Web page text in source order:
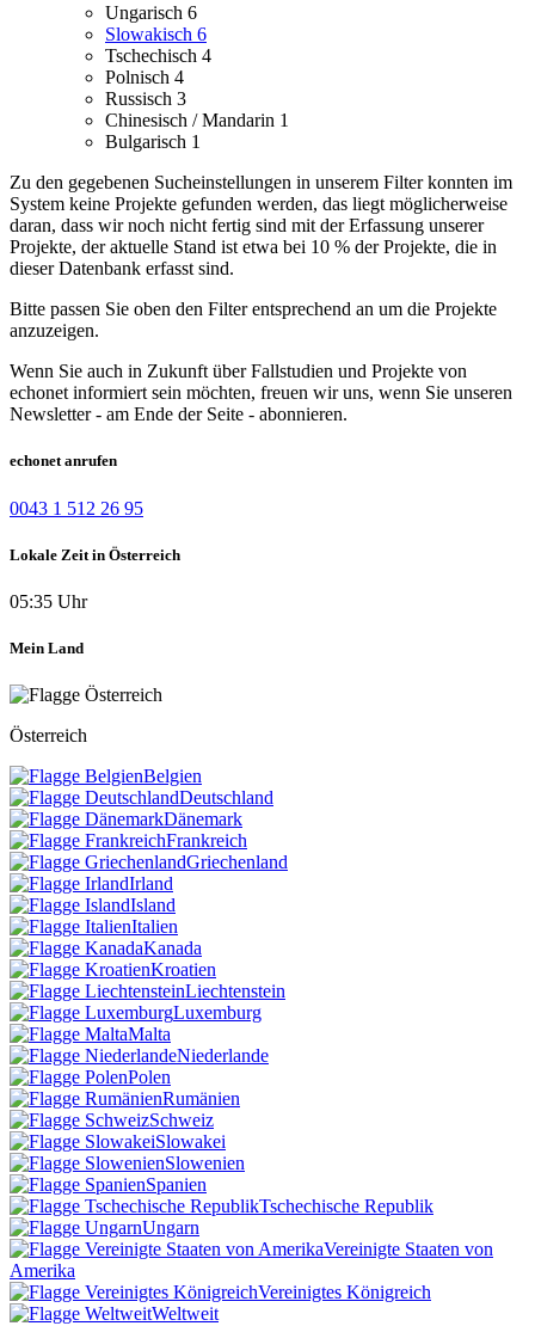
Ungarisch 6
Slowakisch 6
Tschechisch 4
Polnisch 4
Russisch 3
Chinesisch / Mandarin 1
Bulgarisch 1
Zu den gegebenen Sucheinstellungen in unserem Filter konnten im
System keine Projekte gefunden werden, das liegt möglicherweise
daran, dass wir noch nicht fertig sind mit der Erfassung unserer
Projekte, der aktuelle Stand ist etwa bei 10 % der Projekte, die in
dieser Datenbank erfasst sind.
Bitte passen Sie oben den Filter entsprechend an um die Projekte
anzuzeigen.
Wenn Sie auch in Zukunft über Fallstudien und Projekte von
echonet informiert sein möchten, freuen wir uns, wenn Sie unseren
Newsletter - am Ende der Seite - abonnieren.
echonet anrufen
0043 1 512 26 95
Lokale Zeit in Österreich
05:35 Uhr
Mein Land
Österreich
Belgien
Deutschland
Dänemark
Frankreich
Griechenland
Irland
Island
Italien
Kanada
Kroatien
Liechtenstein
Luxemburg
Malta
Niederlande
Polen
Rumänien
Schweiz
Slowakei
Slowenien
Spanien
Tschechische Republik
Ungarn
Vereinigte Staaten von
Amerika
Vereinigtes Königreich
Weltweit